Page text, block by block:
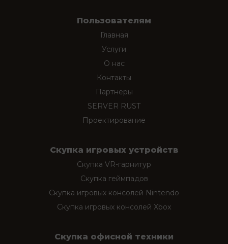
Пользователям
Главная
Услуги
О нас
Контакты
Партнеры
SERVER RUST
Проектирование
Скупка игровых устройств
Скупка VR-гарнитур
Скупка геймпадов
Скупка игровых консолей Nintendo
Скупка игровых консолей Xbox
Скупка офисной техники